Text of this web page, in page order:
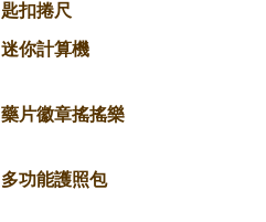
匙扣捲尺
迷你計算機
藥片徽章搖搖樂
多功能護照包